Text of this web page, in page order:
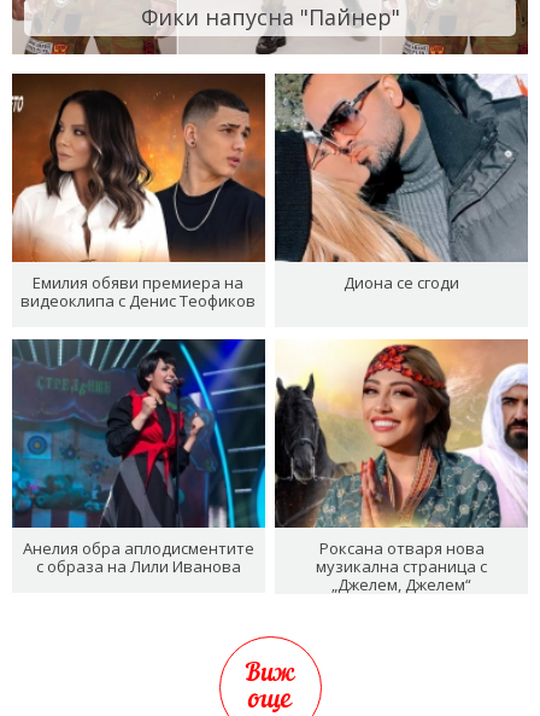
Фики напусна "Пайнер"
Емилия обяви премиера на
видеоклипа с Денис Теофиков
Диона се сгоди
Анелия обра аплодисментите
с образа на Лили Иванова
Роксана отваря нова
музикална страница с
„Джелем, Джелем“
Виж
още